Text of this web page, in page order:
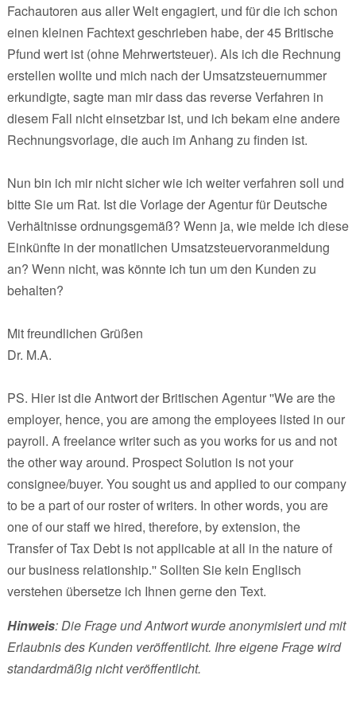
Fachautoren aus aller Welt engagiert, und für die ich schon
einen kleinen Fachtext geschrieben habe, der 45 Britische
Pfund wert ist (ohne Mehrwertsteuer). Als ich die Rechnung
erstellen wollte und mich nach der Umsatzsteuernummer
erkundigte, sagte man mir dass das reverse Verfahren in
diesem Fall nicht einsetzbar ist, und ich bekam eine andere
Rechnungsvorlage, die auch im Anhang zu finden ist.
Nun bin ich mir nicht sicher wie ich weiter verfahren soll und
bitte Sie um Rat. Ist die Vorlage der Agentur für Deutsche
Verhältnisse ordnungsgemäß? Wenn ja, wie melde ich diese
Einkünfte in der monatlichen Umsatzsteuervoranmeldung
an? Wenn nicht, was könnte ich tun um den Kunden zu
behalten?
Mit freundlichen Grüßen
Dr. M.A.
PS. Hier ist die Antwort der Britischen Agentur ''We are the
employer, hence, you are among the employees listed in our
payroll. A freelance writer such as you works for us and not
the other way around. Prospect Solution is not your
consignee/buyer. You sought us and applied to our company
to be a part of our roster of writers. In other words, you are
one of our staff we hired, therefore, by extension, the
Transfer of Tax Debt is not applicable at all in the nature of
our business relationship.'' Sollten Sie kein Englisch
verstehen übersetze ich Ihnen gerne den Text.
Hinweis: Die Frage und Antwort wurde anonymisiert und mit
Erlaubnis des Kunden veröffentlicht. Ihre eigene Frage wird
standardmäßig nicht veröffentlicht.